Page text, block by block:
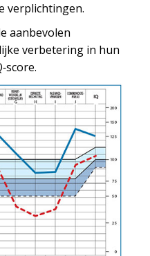
verplichtingen.
aanbevolen
verbetering in hun